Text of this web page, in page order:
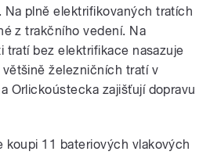
plně elektrifikovaných tratích
z trakčního vedení. Na
tratí bez elektrifikace nasazuje
železničních tratí v
Orlickoústecka zajišťují dopravu
koupi 11 bateriových vlakových